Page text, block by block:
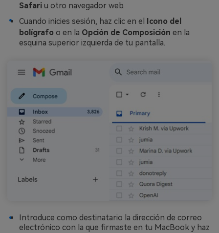
Safari u otro navegador web.
Cuando inicies sesión, haz clic en el
Icono del
bolígrafo o en la Opción de Composición en la
esquina superior izquierda de tu pantalla.
Introduce como destinatario la dirección de correo
electrónico con la que firmaste en tu MacBook y haz